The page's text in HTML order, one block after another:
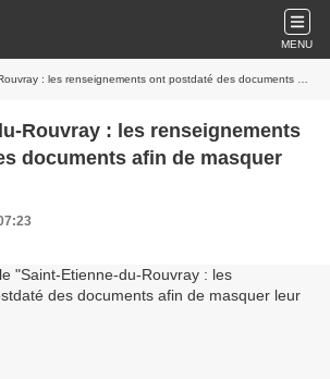
MENU
: les renseignements ont postdaté des documents afin de masquer leur erreur
Rouvray : les renseignements
documents afin de masquer